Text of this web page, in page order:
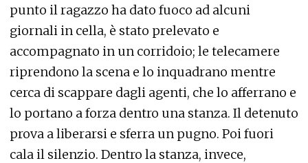
punto il ragazzo ha dato fuoco ad alcuni
giornali in cella, è stato prelevato e
accompagnato in un corridoio; le telecamere
riprendono la scena e lo inquadrano mentre
cerca di scappare dagli agenti, che lo afferrano e
lo portano a forza dentro una stanza. Il detenuto
prova a liberarsi e sferra un pugno. Poi fuori
cala il silenzio. Dentro la stanza, invece,